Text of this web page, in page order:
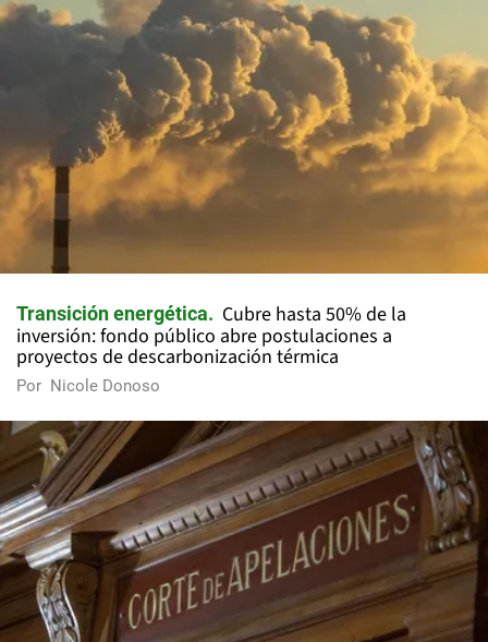
Transición energética
Cubre hasta 50% de la
inversión: fondo público abre postulaciones a
proyectos de descarbonización térmica
Por Nicole Donoso